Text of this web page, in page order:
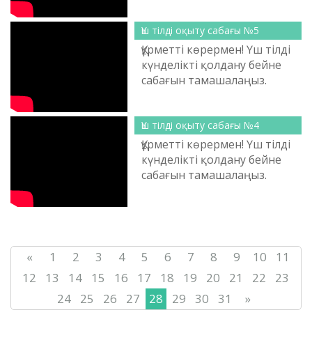
басқар...
Үш тілді оқыту сабағы №5
Құрметті көрермен! Үш тілді
күнделікті қолдану бейне
сабағын тамашалаңыз.
басқар...
Үш тілді оқыту сабағы №4
Құрметті көрермен! Үш тілді
күнделікті қолдану бейне
сабағын тамашалаңыз.
« 1 2 3 4 5 6 7 8 9 10
11
12
13 14 15 16 17 18 19 20 21 22
23
24
25 26 27 28 29 30 31 »